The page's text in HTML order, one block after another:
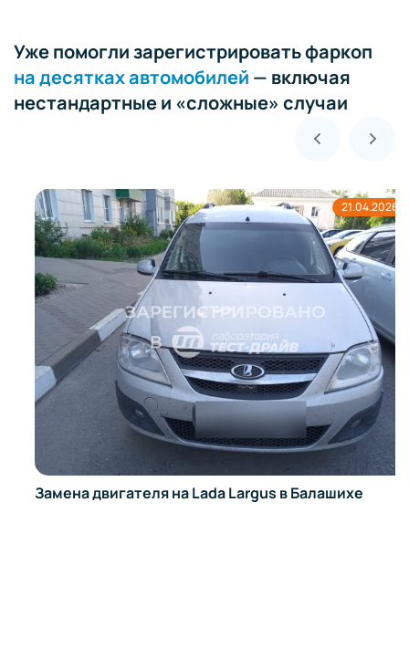
Уже помогли зарегистрировать фаркоп
на десятках автомобилей — включая
нестандартные и «сложные» случаи
21.04.2026
Замена двигателя на Lada Largus в Балашихе